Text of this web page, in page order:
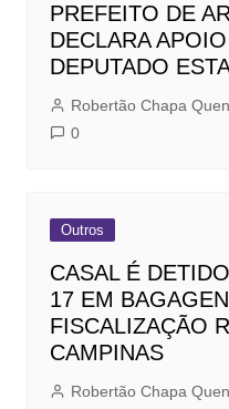
PREFEITO DE
DECLARA
DEPUTADO
Robertão Chapa
0
Outros
CASAL É
17 EM
FISCALIZAÇÃO
CAMPINAS
Robertão Chapa